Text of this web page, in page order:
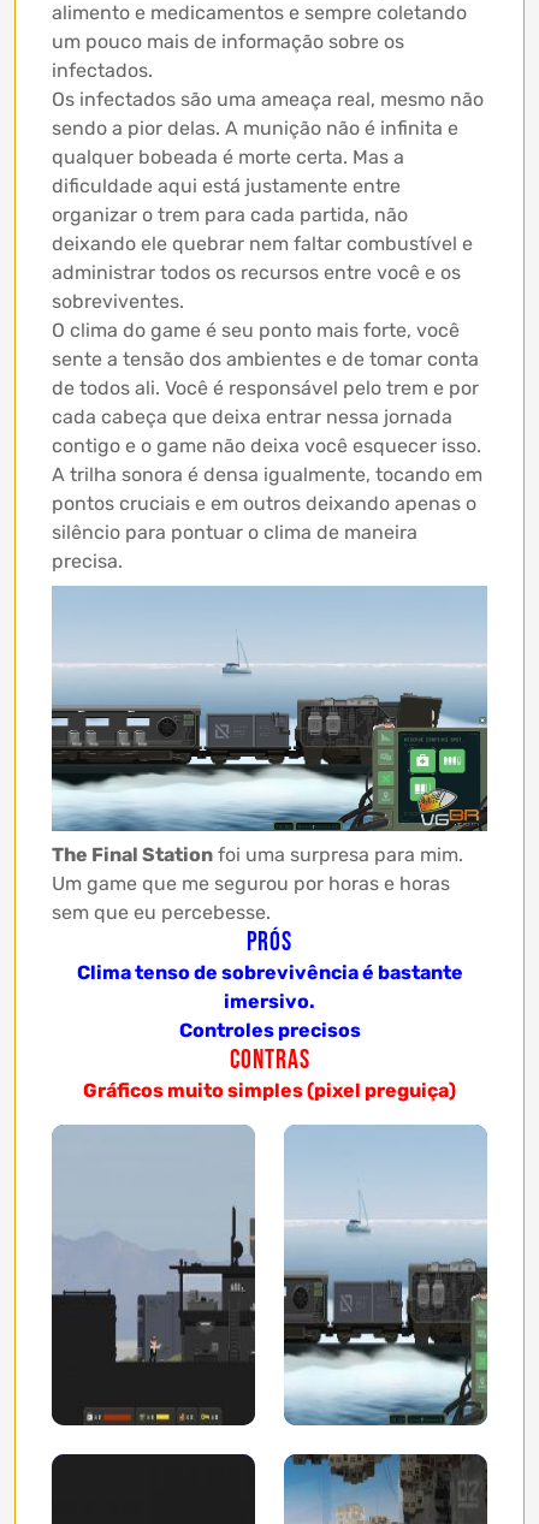
alimento e medicamentos e sempre coletando
um pouco mais de informação sobre os
infectados.
Os infectados são uma ameaça real, mesmo não
sendo a pior delas. A munição não é infinita e
qualquer bobeada é morte certa. Mas a
dificuldade aqui está justamente entre
organizar o trem para cada partida, não
deixando ele quebrar nem faltar combustível e
administrar todos os recursos entre você e os
sobreviventes.
O clima do game é seu ponto mais forte, você
sente a tensão dos ambientes e de tomar conta
de todos ali. Você é responsável pelo trem e por
cada cabeça que deixa entrar nessa jornada
contigo e o game não deixa você esquecer isso.
A trilha sonora é densa igualmente, tocando em
pontos cruciais e em outros deixando apenas o
silêncio para pontuar o clima de maneira
precisa.
The Final Station foi uma surpresa para mim.
Um game que me segurou por horas e horas
sem que eu percebesse.
Prós
Clima tenso de sobrevivência é bastante
imersivo.
Controles precisos
Contras
Gráficos muito simples (pixel preguiça)